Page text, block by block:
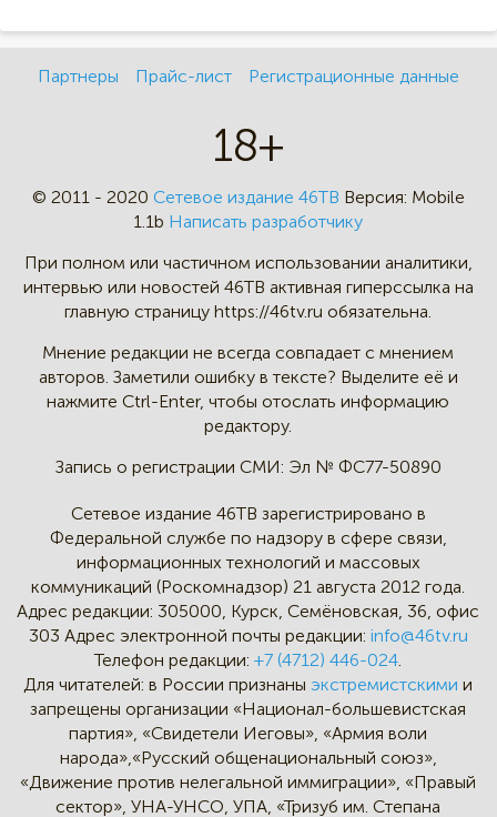
Партнеры Прайс-лист Регистрационные данные
18+
© 2011 - 2020 Сетевое издание 46ТВ Версия: Mobile
1.1b Написать разработчику
При полном или частичном использовании аналитики,
интервью или новостей 46TB активная гиперссылка на
главную страницу https://46tv.ru обязательна.
Мнение редакции не всегда совпадает с мнением
авторов. Заметили ошибку в тексте? Выделите её и
нажмите Ctrl-Enter, чтобы отослать информацию
редактору.
Запись о регистрации СМИ: Эл № ФС77-50890
Сетевое издание 46ТВ зарегистрировано в
Федеральной службе по надзору в сфере связи,
информационных технологий и массовых
коммуникаций (Роскомнадзор) 21 августа 2012 года.
Адрес редакции: 305000, Курск, Семёновская, 36, офис
303 Адрес электронной почты редакции: info@46tv.ru
Телефон редакции: +7 (4712) 446-024.
Для читателей: в России признаныэкстремистскими и
запрещены организации «Национал-большевистская
партия», «Свидетели Иеговы», «Армия воли
народа»,«Русский общенациональный союз»,
«Движение против нелегальной иммиграции», «Правый
сектор», УНА-УНСО, УПА, «Тризуб им. Степана